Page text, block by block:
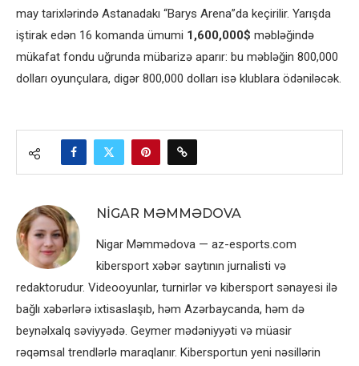
may tarixlərində Astanadakı “Barys Arena”da keçirilir. Yarışda
iştirak edən 16 komanda ümumi 1,600,000$ məbləğində
mükafat fondu uğrunda mübarizə aparır: bu məbləğin 800,000
dolları oyunçulara, digər 800,000 dolları isə klublara ödəniləcək.
NIGAR MƏMMƏDOVA
Nigar Məmmədova — az-esports.com
kibersport xəbər saytının jurnalisti və
redaktorudur. Videooyunlar, turnirlər və kibersport sənayesi ilə
bağlı xəbərlərə ixtisaslaşıb, həm Azərbaycanda, həm də
beynəlxalq səviyyədə. Geymer mədəniyyəti və müasir
rəqəmsal trendlərlə maraqlanır. Kibersportun yeni nəsillərin